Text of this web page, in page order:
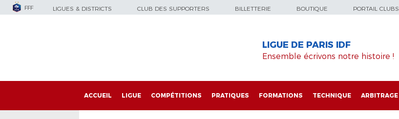
FFF LIGUES & DISTRICTS CLUB DES SUPPORTERS BILLETTERIE BOUTIQUE PORTAIL CLUBS
LIGUE DE PARIS IDF
Ensemble écrivons notre histoire !
ACCUEIL LIGUE COMPÉTITIONS PRATIQUES FORMATIONS TECHNIQUE ARBITRAGE